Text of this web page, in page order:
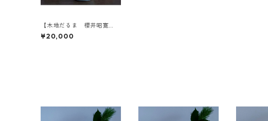
【木地だるま 櫻井昭寛
作】姫だるま 二筆目 B-3
¥20,000